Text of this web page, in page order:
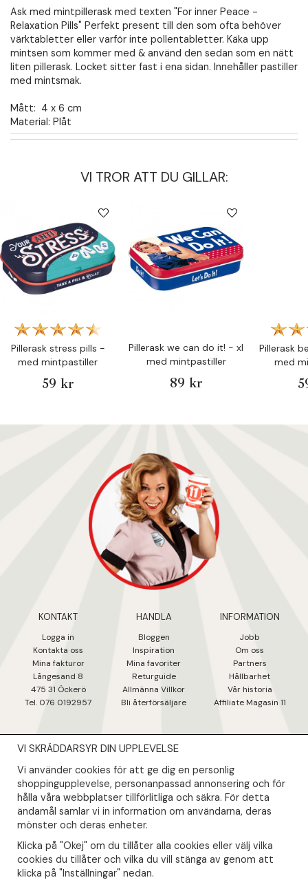
Ask med mintpillerask med texten "For inner Peace -
Relaxation Pills" Perfekt present till den som ofta behöver
värktabletter eller varför inte pollentabletter. Käka upp
mintsen som kommer med & använd den sedan som en nätt
liten pillerask. Locket sitter fast i ena sidan. Innehåller pastiller
med mintsmak.
Mått: 4 x 6 cm
Material: Plåt
VI TROR ATT DU GILLAR:
Pillerask stress pills -
med mintpastiller
59 kr
Pillerask we can do it! - xl
med mintpastiller
89 kr
Pillerask
med
KONTAKT
Logga in
Kontakta oss
Mina fakturor
Långesand 8
475 31 Öckerö
Tel. 076 0192957
HANDLA
Bloggen
Inspiration
Mina favoriter
Returguide
Allmänna Villkor
Bli återförsäljare
INFORMATION
Jobb
Om oss
Partners
Hållbarhet
Vår historia
Affiliate Magasin 11
NYHETSBREV
Såklart skall du ta del av våra bästa erbjudanden & nyheter!
Din mail kommer endast användas till våra nyhetsbrev.
VI SKRÄDDARSYR DIN UPPLEVELSE
Vi använder cookies för att ge dig en personlig
shoppingupplevelse, personanpassad annonsering och för
hålla våra webbplatser tillförlitliga och säkra. För detta
ändamål samlar vi in information om användarna, deras
mönster och deras enheter.
Klicka på "Okej" om du tillåter alla cookies eller välj vilka
cookies du tillåter och vilka du vill stänga av genom att
klicka på "Inställningar" nedan.